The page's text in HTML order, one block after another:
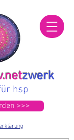
zwerk
hsp
>>>